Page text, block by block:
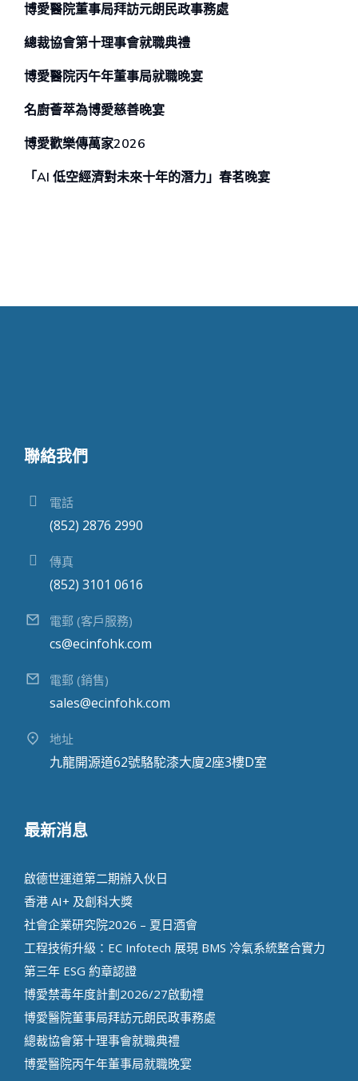
博愛醫院董事局拜訪元朗民政事務處
總裁協會第十理事會就職典禮
博愛醫院丙午年董事局就職晚宴
名廚薈萃為博愛慈善晚宴
博愛歡樂傳萬家2026
「AI 低空經濟對未來⼗年的潛⼒」春茗晚宴
聯絡我們
電話
(852) 2876 2990
傳真
(852) 3101 0616
電郵 (客戶服務)
cs@ecinfohk.com
電郵 (銷售)
sales@ecinfohk.com
地址
九龍開源道62號駱駝漆大廈2座3樓D室
最新消息
啟德世運道第二期辦⼊伙⽇
香港 AI+ 及創科⼤獎
社會企業研究院2026 – 夏日酒會
工程技術升級：EC Infotech 展現 BMS 冷氣系統整合實力
第三年 ESG 約章認證
博愛禁毒年度計劃2026/27啟動禮
博愛醫院董事局拜訪元朗民政事務處
總裁協會第十理事會就職典禮
博愛醫院丙午年董事局就職晚宴